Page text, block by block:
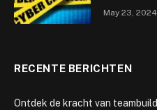
May 23, 2024
RECENTE BERICHTEN
Ontdek de kracht van